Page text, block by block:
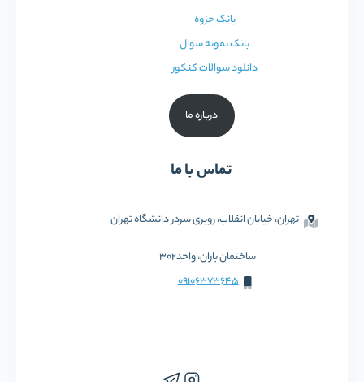
بانک جزوه
بانک نمونه سوال
دانلود سوالات کنکور
درباره ما
تماس با ما
تهران، خیابان انقلاب، روبری سردر دانشگاه تهران
ساختمان باران، واحد302
09106373645